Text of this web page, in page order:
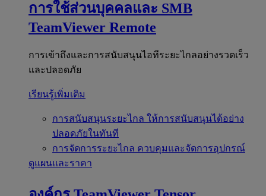
การใช้ส่วนบุคคลและ SMB
TeamViewer Remote
การเข้าถึงและการสนับสนุนไอทีระยะไกลอย่างรวดเร็ว
และปลอดภัย
เรียนรู้เพิ่มเติม
การสนับสนุนระยะไกล ให้การสนับสนุนได้อย่าง
ปลอดภัยในทันที
การจัดการระยะไกล ควบคุมและจัดการอุปกรณ์
ดูแผนและราคา